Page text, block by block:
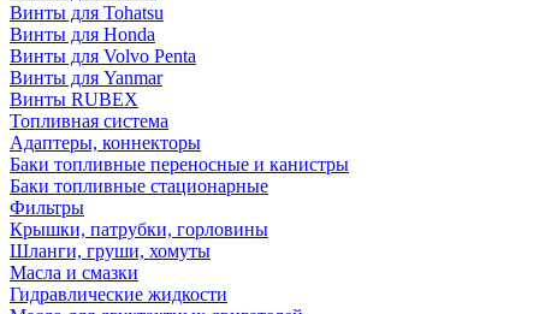
Винты для Tohatsu
Винты для Honda
Винты для Volvo Penta
Винты для Yanmar
Винты RUBEX
Топливная система
Адаптеры, коннекторы
Баки топливные переносные и канистры
Баки топливные стационарные
Фильтры
Крышки, патрубки, горловины
Шланги, груши, хомуты
Масла и смазки
Гидравлические жидкости